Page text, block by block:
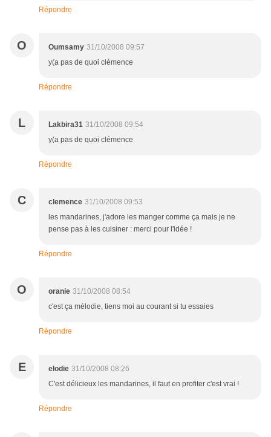
Répondre
O Oumsamy 31/10/2008 09:57
y(a pas de quoi clémence
Répondre
L Lakbira31 31/10/2008 09:54
y(a pas de quoi clémence
Répondre
C clemence 31/10/2008 09:53
les mandarines, j'adore les manger comme ça mais je ne
pense pas à les cuisiner : merci pour l'idée !
Répondre
O oranie 31/10/2008 08:54
c'est ça mélodie, tiens moi au courant si tu essaies
Répondre
E elodie 31/10/2008 08:26
C'est délicieux les mandarines, il faut en profiter c'est vrai !
Répondre